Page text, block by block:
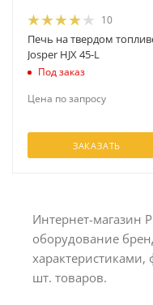
10
Печь на твердом
Josper HJX 45-L
Под заказ
Цена по запросу
ЗАКАЗАТЬ
Интернет-магазин
оборудование
характеристиками,
шт. товаров.